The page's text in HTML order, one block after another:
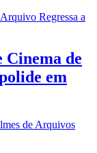
Cinema de
em
de Arquivos